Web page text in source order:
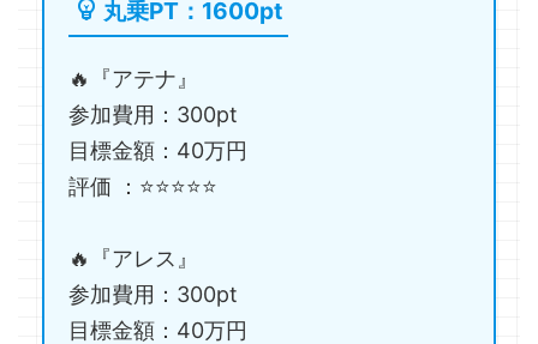
丸乗PT：1600pt
🔥『アテナ』
参加費用：300pt
目標金額：40万円
評価 ：⭐️⭐️⭐️⭐️⭐️
🔥『アレス』
参加費用：300pt
目標金額：40万円